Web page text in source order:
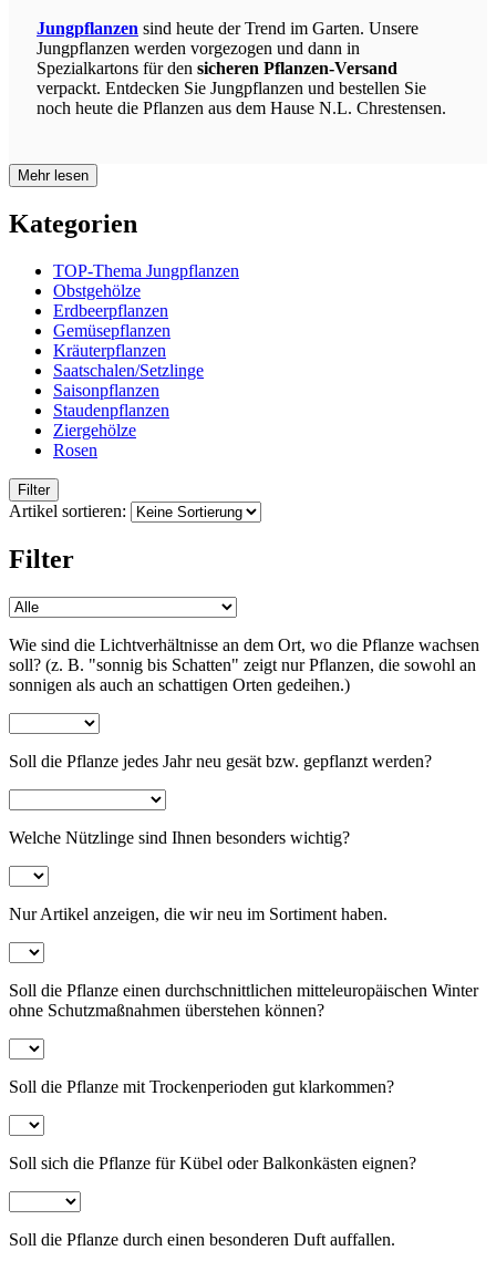
Jungpflanzen sind heute der Trend im Garten. Unsere
Jungpflanzen werden vorgezogen und dann in
Spezialkartons für den sicheren Pflanzen-Versand
verpackt. Entdecken Sie Jungpflanzen und bestellen Sie
noch heute die Pflanzen aus dem Hause N.L. Chrestensen.
Mehr lesen
TOP-Thema Jungpflanzen
Obstgehölze
Erdbeerpflanzen
Gemüsepflanzen
Kräuterpflanzen
Saisonpflanzen
Staudenpflanzen
Ziergehölze
Kategorien
TOP-Thema Jungpflanzen
Obstgehölze
Erdbeerpflanzen
Gemüsepflanzen
Kräuterpflanzen
Saatschalen/Setzlinge
Saisonpflanzen
Staudenpflanzen
Ziergehölze
Rosen
Filter
Artikel sortieren:
Filter
Wie sind die Lichtverhältnisse an dem Ort, wo die Pflanze wachsen
soll? (z. B. "sonnig bis Schatten" zeigt nur Pflanzen, die sowohl an
sonnigen als auch an schattigen Orten gedeihen.)
Soll die Pflanze jedes Jahr neu gesät bzw. gepflanzt werden?
Welche Nützlinge sind Ihnen besonders wichtig?
Nur Artikel anzeigen, die wir neu im Sortiment haben.
Soll die Pflanze einen durchschnittlichen mitteleuropäischen Winter
ohne Schutzmaßnahmen überstehen können?
Soll die Pflanze mit Trockenperioden gut klarkommen?
Soll sich die Pflanze für Kübel oder Balkonkästen eignen?
Soll die Pflanze durch einen besonderen Duft auffallen.